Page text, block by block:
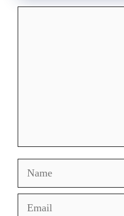
Name
Email